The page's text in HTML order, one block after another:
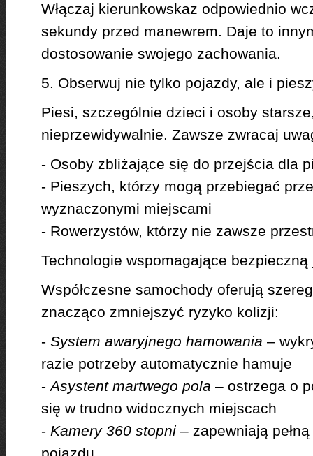
Włączaj kierunkowskaz odpowiednio
sekundy przed manewrem. Daje to
dostosowanie swojego zachowania.
5. Obserwuj nie tylko pojazdy, ale i
Piesi, szczególnie dzieci i osoby
nieprzewidywalnie. Zawsze zwracaj
- Osoby zbliżające się do przejścia dla
- Pieszych, którzy mogą przebiegać
wyznaczonymi miejscami
- Rowerzystów, którzy nie zawsze
Technologie wspomagające bezpieczną
Współczesne samochody oferują
znacząco zmniejszyć ryzyko kolizji:
- System awaryjnego hamowania –
razie potrzeby automatycznie hamuje
-Asystent martwego pola – ostrzega o
się w trudno widocznych miejscach
- Kamery 360 stopni– zapewniają pełną